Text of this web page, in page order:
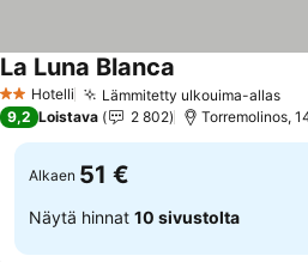
2 Tähtiluokitus
Hotelli Lämmitetty ulkouima-allas
La Luna Blanca
9,2 Loistava 2 802 Torremolinos,
Alkaen 51 €
Näytä hinnat 10 sivustolta